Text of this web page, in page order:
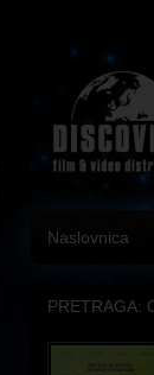
Naslovnica
PRETRAGA: